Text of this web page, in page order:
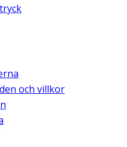
och villkor